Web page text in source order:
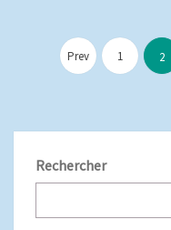
Prev 1 2
Rechercher